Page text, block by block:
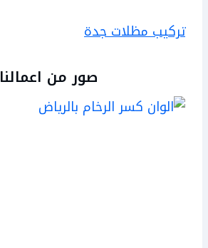
تركيب مظلات جدة
صور من اعمالنا